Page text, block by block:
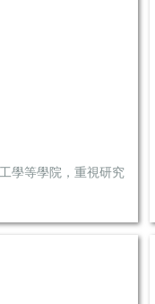
學等學院，重視研究